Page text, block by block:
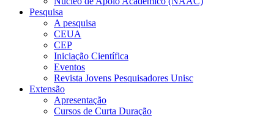
Pesquisa
A pesquisa
CEUA
CEP
Iniciação Científica
Eventos
Revista Jovens Pesquisadores Unisc
Extensão
Apresentação
Cursos de Curta Duração